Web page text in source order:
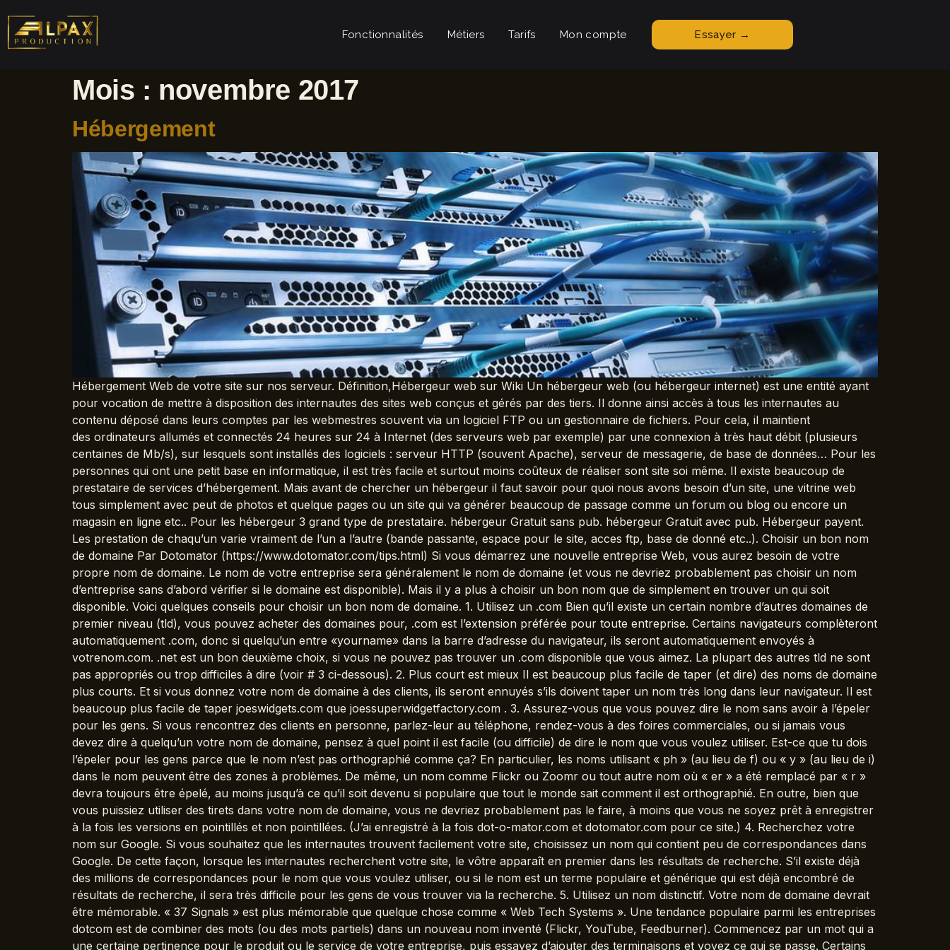
Fonctionnalités Métiers Tarifs Mon compte Essayer →
Mois : novembre 2017
Hébergement
Hébergement Web de votre site sur nos serveur. Définition,Hébergeur web sur Wiki Un hébergeur web (ou hébergeur internet) est une entité ayant
pour vocation de mettre à disposition des internautes des sites web conçus et gérés par des tiers. Il donne ainsi accès à tous les internautes au
contenu déposé dans leurs comptes par les webmestres souvent via un logiciel FTP ou un gestionnaire de fichiers. Pour cela, il maintient
des ordinateurs allumés et connectés 24 heures sur 24 à Internet (des serveurs web par exemple) par une connexion à très haut débit (plusieurs
centaines de Mb/s), sur lesquels sont installés des logiciels : serveur HTTP (souvent Apache), serveur de messagerie, de base de données… Pour les
personnes qui ont une petit base en informatique, il est très facile et surtout moins coûteux de réaliser sont site soi même. Il existe beaucoup de
prestataire de services d’hébergement. Mais avant de chercher un hébergeur il faut savoir pour quoi nous avons besoin d’un site, une vitrine web
tous simplement avec peut de photos et quelque pages ou un site qui va générer beaucoup de passage comme un forum ou blog ou encore un
magasin en ligne etc.. Pour les hébergeur 3 grand type de prestataire. hébergeur Gratuit sans pub. hébergeur Gratuit avec pub. Hébergeur payent.
Les prestation de chaqu’un varie vraiment de l’un a l’autre (bande passante, espace pour le site, acces ftp, base de donné etc..). Choisir un bon nom
de domaine Par Dotomator (https://www.dotomator.com/tips.html) Si vous démarrez une nouvelle entreprise Web, vous aurez besoin de votre
propre nom de domaine. Le nom de votre entreprise sera généralement le nom de domaine (et vous ne devriez probablement pas choisir un nom
d’entreprise sans d’abord vérifier si le domaine est disponible). Mais il y a plus à choisir un bon nom que de simplement en trouver un qui soit
disponible. Voici quelques conseils pour choisir un bon nom de domaine. 1. Utilisez un .com Bien qu’il existe un certain nombre d’autres domaines de
premier niveau (tld), vous pouvez acheter des domaines pour, .com est l’extension préférée pour toute entreprise. Certains navigateurs complèteront
automatiquement .com, donc si quelqu’un entre «yourname» dans la barre d’adresse du navigateur, ils seront automatiquement envoyés à
votrenom.com. .net est un bon deuxième choix, si vous ne pouvez pas trouver un .com disponible que vous aimez. La plupart des autres tld ne sont
pas appropriés ou trop difficiles à dire (voir # 3 ci-dessous). 2. Plus court est mieux Il est beaucoup plus facile de taper (et dire) des noms de domaine
plus courts. Et si vous donnez votre nom de domaine à des clients, ils seront ennuyés s’ils doivent taper un nom très long dans leur navigateur. Il est
beaucoup plus facile de taper joeswidgets.com que joessuperwidgetfactory.com . 3. Assurez-vous que vous pouvez dire le nom sans avoir à l’épeler
pour les gens. Si vous rencontrez des clients en personne, parlez-leur au téléphone, rendez-vous à des foires commerciales, ou si jamais vous
devez dire à quelqu’un votre nom de domaine, pensez à quel point il est facile (ou difficile) de dire le nom que vous voulez utiliser. Est-ce que tu dois
l’épeler pour les gens parce que le nom n’est pas orthographié comme ça? En particulier, les noms utilisant « ph » (au lieu de f) ou « y » (au lieu de i)
dans le nom peuvent être des zones à problèmes. De même, un nom comme Flickr ou Zoomr ou tout autre nom où « er » a été remplacé par « r »
devra toujours être épelé, au moins jusqu’à ce qu’il soit devenu si populaire que tout le monde sait comment il est orthographié. En outre, bien que
vous puissiez utiliser des tirets dans votre nom de domaine, vous ne devriez probablement pas le faire, à moins que vous ne soyez prêt à enregistrer
à la fois les versions en pointillés et non pointillées. (J’ai enregistré à la fois dot-o-mator.com et dotomator.com pour ce site.) 4. Recherchez votre
nom sur Google. Si vous souhaitez que les internautes trouvent facilement votre site, choisissez un nom qui contient peu de correspondances dans
Google. De cette façon, lorsque les internautes recherchent votre site, le vôtre apparaît en premier dans les résultats de recherche. S’il existe déjà
des millions de correspondances pour le nom que vous voulez utiliser, ou si le nom est un terme populaire et générique qui est déjà encombré de
résultats de recherche, il sera très difficile pour les gens de vous trouver via la recherche. 5. Utilisez un nom distinctif. Votre nom de domaine devrait
être mémorable. « 37 Signals » est plus mémorable que quelque chose comme « Web Tech Systems ». Une tendance populaire parmi les entreprises
dotcom est de combiner des mots (ou des mots partiels) dans un nouveau nom inventé (Flickr, YouTube, Feedburner). Commencez par un mot qui a
une certaine pertinence pour le produit ou le service de votre entreprise, puis essayez d’ajouter des terminaisons et voyez ce qui se passe. Certains